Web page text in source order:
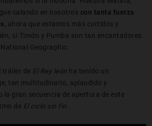
calando en nosotros con tanta fuerza
ahora que estamos más curtidos y
si Timón y Pumba son tan encantadores
Geographic.
tráiler de El Rey león ha tenido un
tan multitudinario, aplaudido y
la gran secuencia de apertura de este
de Elciclo sin fin.